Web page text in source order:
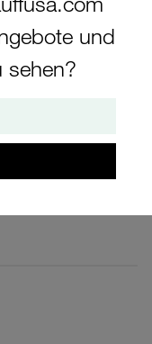
und
sehen?
Doppel-
mit